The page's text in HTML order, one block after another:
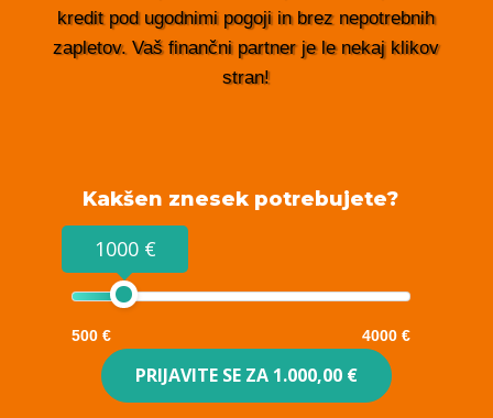
kredit pod ugodnimi pogoji in brez nepotrebnih
zapletov. Vaš finančni partner je le nekaj klikov
stran!
Kakšen znesek potrebujete?
1000 €
500 € 4000 €
PRIJAVITE SE ZA 1.000,00 €